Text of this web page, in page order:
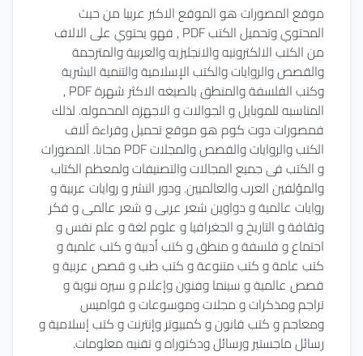
موقع المصورات هو الموقع الاكبر عربيا من حيث
المحتوي وتحميل الكتب PDF , فهو يحتوي على الالاف
من الكتب الالكترونيه والانجليزيه والعربية والمترجمة
والقصص والروايات والكتب الإسلامية والتنمية البشرية
وكتب الفلسفة والمنطق بالصيغه الاكثر شهرة PDF ,
المناسبه للموبايل و الجوالات و الاجهزه المحموله. لذلك
فمصورات دوت كوم هو موقع تحميل وقراءة آلاف
الكتب والروايات والقصص والمجلات PDF مجانا. المصورات
و الكتب فى جميع المجالات والتصنيفات ولمعظم الكتاب
والمؤلفين العرب والعالميين. ودور النشر و روايات عربية و
روايات عالمية و دواوين شعر عربى و شعر عالمى و فكر
وثقافة و التاريخ و الجغرافيا و علوم لغة و علم نفس و
اجتماع و فلسفة و منطق و كتب أدبية و كتب علمية و
كتب عامة و كتب متنوعة و كتب طب و قصص عربية و
قصص عالمية و سينما وفنون وإعلام و سيره نبوية و
تراجم ومذكرات و مجلات وموسوعات و قواميس
ومعاجم و كتب قانون و كمبيوتر وإنترنت و كتب إسلامية و
رسائل ماجستير ورسائل ودكتوراه و تقنيه معلومات.